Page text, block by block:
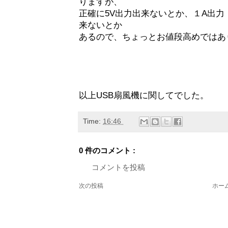
正確に5V出力出来ないとか、１A出
来ないとか
あるので、ちょっとお値段高めでは
以上USB扇風機に関してでした。
Time: 16:46
0 件のコメント :
コメントを投稿
次の投稿 ホー